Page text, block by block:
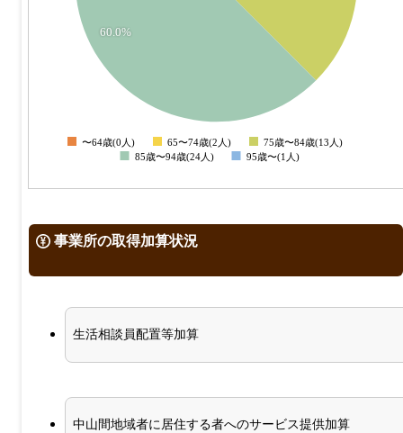
60.0%
0
〜64歳(0人) 65〜74歳(2人)
75歳〜84歳(13人)
85歳〜94歳(24人)
95歳〜(1人)
事業所の取得加算状況
生活相談員配置等加算
中山間地域者に居住する者へのサービス提供加算